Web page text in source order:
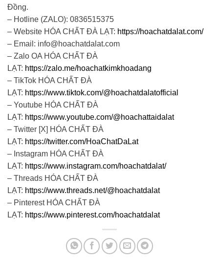
Đồng.
– Hotline (ZALO): 0836515375
– Website HÓA CHẤT ĐÀ LẠT: https://hoachatdalat.com/
– Email: info@hoachatdalat.com
– Zalo OA HÓA CHẤT ĐÀ
LẠT: https://zalo.me/hoachatkimkhoadang
– TikTok HÓA CHẤT ĐÀ
LẠT: https://www.tiktok.com/@hoachatdalatofficial
– Youtube HÓA CHẤT ĐÀ
LẠT: https://www.youtube.com/@hoachattaidalat
– Twitter [X] HÓA CHẤT ĐÀ
LẠT: https://twitter.com/HoaChatDaLat
– Instagram HÓA CHẤT ĐÀ
LẠT: https://www.instagram.com/hoachatdalat/
– Threads HÓA CHẤT ĐÀ
LẠT: https://www.threads.net/@hoachatdalat
– Pinterest HÓA CHẤT ĐÀ
LẠT: https://www.pinterest.com/hoachatdalat